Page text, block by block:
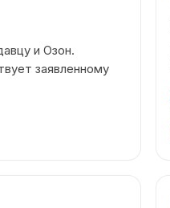
и Озон.
заявленному